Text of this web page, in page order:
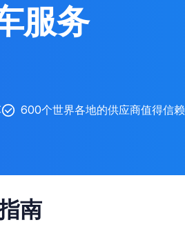
服务
600个世界各地的供应商值得信赖
南